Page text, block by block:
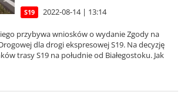
S19 2022-08-14 | 13:14
przybywa wniosków o wydanie Zgody na
dla drogi ekspresowej S19. Na decyzję
trasy S19 na południe od Białegostoku. Jak